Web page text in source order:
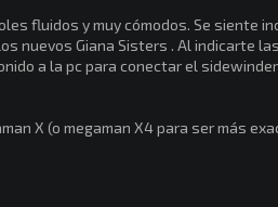
fluidos y muy cómodos. Se siente
nuevos Giana Sisters . Al indicarte
a la pc para conectar el
X (o megaman X4 para ser más